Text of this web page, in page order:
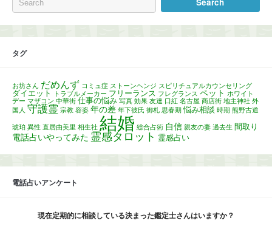
タグ
お坊さん だめんず コミュ症 ストーンヘンジ スピリチュアルカウンセリング
ダイエット トラブルメーカー フリーランス フレグランス ペット ホワイト
デー マザコン 中華街 仕事の悩み 写真 効果 友達 口紅 名古屋 商店街 地主神社 外
国人 守護霊 宗教 容姿 年の差 年下彼氏 御札 思春期 悩み相談 時期 熊野古道
琥珀 異性 直居由美里 相生社 結婚 総合占術 自信 親友の妻 過去生 間取り
電話占いやってみた 霊感タロット 霊感占い
電話占いアンケート
現在定期的に相談している決まった鑑定士さんはいますか？